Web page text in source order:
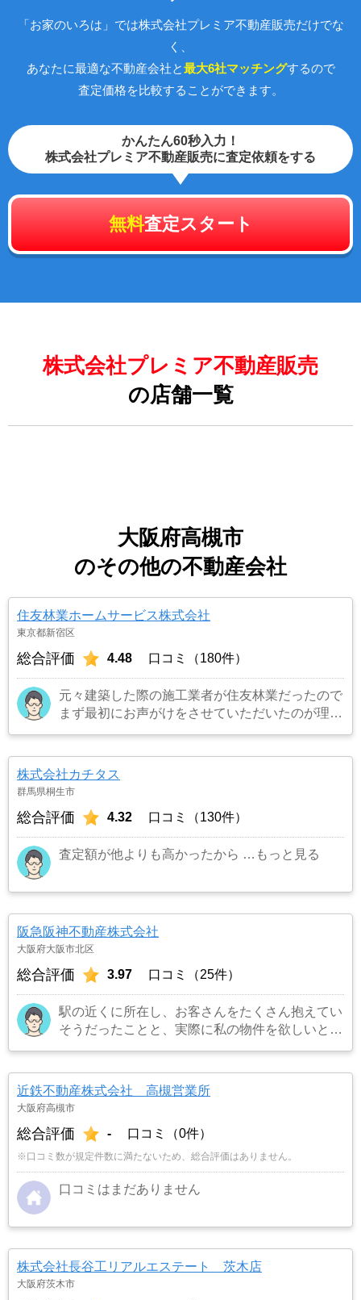
「お家のいろは」では株式会社プレミア不動産販売だけでな
く、
あなたに最適な不動産会社と最大6社マッチングするので
査定価格を比較することができます。
かんたん60秒入力！
株式会社プレミア不動産販売に査定依頼をする
無料査定スタート
株式会社プレミア不動産販売
の店舗一覧
大阪府高槻市
のその他の不動産会社
住友林業ホームサービス株式会社
東京都新宿区
総合評価 4.48 口コミ（180件）
元々建築した際の施工業者が住友林業だったので
まず最初にお声がけをさせていただいたのが理由
株式会社カチタス
群馬県桐生市
総合評価 4.32 口コミ（130件）
査定額が他よりも高かったから …もっと見る
阪急阪神不動産株式会社
大阪府大阪市北区
総合評価 3.97 口コミ（25件）
駅の近くに所在し、お客さんをたくさん抱えてい
そうだったことと、実際に私の物件を欲しいとい
寧でお願いしてよかったです。
近鉄不動産株式会社 高槻営業所
大阪府高槻市
総合評価 - 口コミ（0件）
※口コミ数が規定件数に満たないため、総合評価はありません。
口コミはまだありません
株式会社長谷工リアルエステート 茨木店
大阪府茨木市